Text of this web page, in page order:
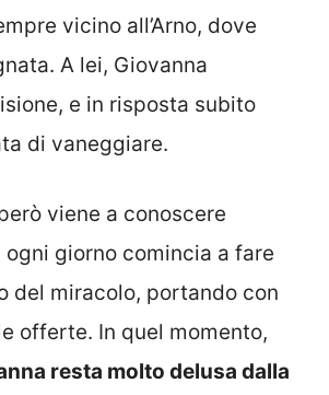
vicino all’Arno, dove
A lei, Giovanna
e in risposta subito
di vaneggiare.
viene a conoscere
giorno comincia a fare
del miracolo, portando con
offerte. In quel momento,
resta molto delusa dalla